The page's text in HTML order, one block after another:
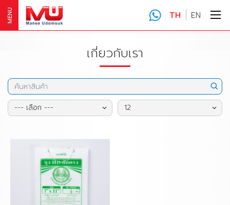
MENU TH EN
เกี่ยวกับเรา
--- เลือก --- 12